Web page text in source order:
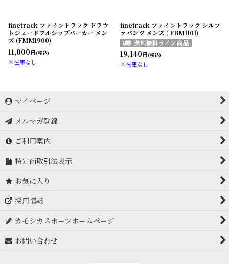
finetrack ファイントラック ドラウ
トシェードフルジップパーカー メン
ズ (FMM1900)
11,000円(税込)
×在庫なし
finetrack ファイントラック シルフ
ァパンツ メンズ ( FBM1101)
19,140円(税込)
×在庫なし
マイページ
メルマガ登録
ご利用案内
特定商取引法表示
お気に入り
採用情報
カモシカスポーツホームページ
お問い合わせ